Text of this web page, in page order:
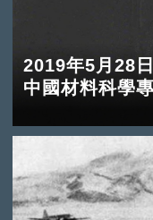
2019年5月28日
中國材料科學